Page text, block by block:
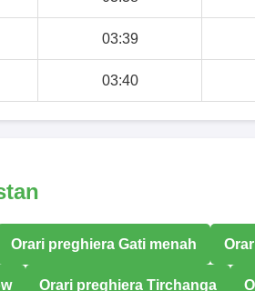
03:39
03:40
Orari preghiera Gati menah
Orari preghiera Tirchanga